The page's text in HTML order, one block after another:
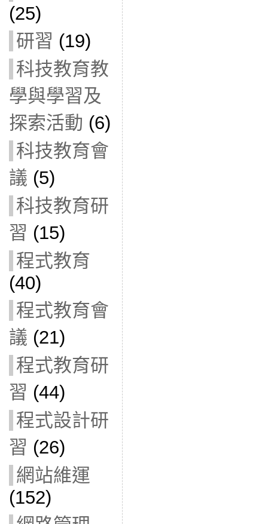
(25)
研習 (19)
科技教育教
學與學習及
探索活動 (6)
科技教育會
議 (5)
科技教育研
習 (15)
程式教育
(40)
程式教育會
議 (21)
程式教育研
習 (44)
程式設計研
習 (26)
網站維運
(152)